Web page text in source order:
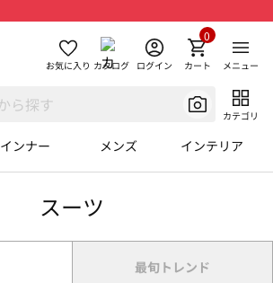
お気に入り カタログ ログイン カート
0
メニュー
カテゴリ
インナー メンズ インテリア
スーツ
最旬トレンド